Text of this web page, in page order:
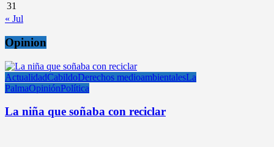
31
« Jul
Opinion
ActualidadCabildoDerechos medioambientalesLa
PalmaOpiniónPolítica
La niña que soñaba con reciclar